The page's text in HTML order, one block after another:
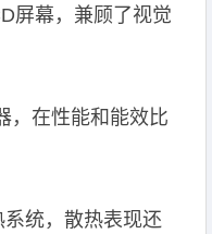
屏幕，兼顾了视觉
，在性能和能效比
统，散热表现还